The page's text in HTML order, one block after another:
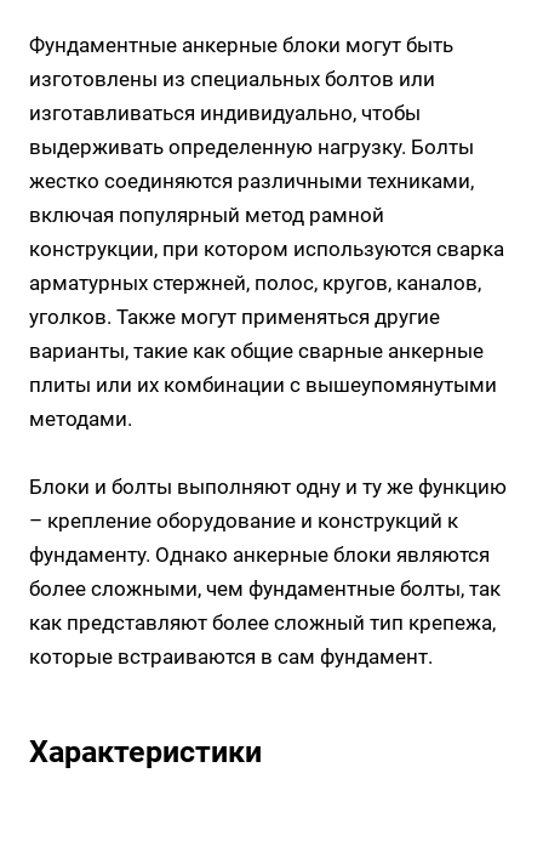
нагрузок – около 50-70 мм.
Фундаментные анкерные блоки могут быть
изготовлены из специальных болтов или
изготавливаться индивидуально, чтобы
выдерживать определенную нагрузку. Болты
жестко соединяются различными техниками,
включая популярный метод рамной
конструкции, при котором используются сварка
арматурных стержней, полос, кругов, каналов,
уголков. Также могут применяться другие
варианты, такие как общие сварные анкерные
плиты или их комбинации с вышеупомянутыми
методами.
Блоки и болты выполняют одну и ту же функцию
– крепление оборудование и конструкций к
фундаменту. Однако анкерные блоки являются
более сложными, чем фундаментные болты, так
как представляют более сложный тип крепежа,
которые встраиваются в сам фундамент.
Характеристики